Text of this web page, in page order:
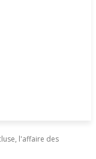
l'affaire des